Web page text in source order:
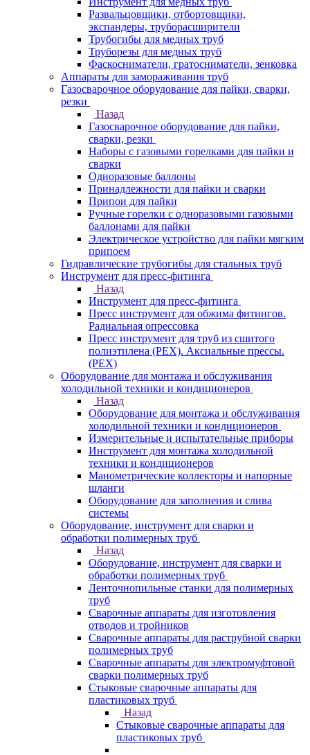
Развальцовщики, отбортовщики,
экспандеры, труборасширители
Трубогибы для медных труб
Труборезы для медных труб
Фаскосниматели, гратосниматели, зенковка
Аппараты для замораживания труб
Газосварочное оборудование для пайки, сварки,
резки
Назад
Газосварочное оборудование для пайки,
сварки, резки
Наборы с газовыми горелками для пайки и
сварки
Одноразовые баллоны
Принадлежности для пайки и сварки
Припои для пайки
Ручные горелки с одноразовыми газовыми
баллонами для пайки
Электрическое устройство для пайки мягким
припоем
Гидравлические трубогибы для стальных труб
Инструмент для пресс-фитинга
Назад
Инструмент для пресс-фитинга
Пресс инструмент для обжима фитингов.
Радиальная опрессовка
Пресс инструмент для труб из сшитого
полиэтилена (PEX). Аксиальные прессы.
(PEX)
Оборудование для монтажа и обслуживания
холодильной техники и кондиционеров
Назад
Оборудование для монтажа и обслуживания
холодильной техники и кондиционеров
Измерительные и испытательные приборы
Инструмент для монтажа холодильной
техники и кондиционеров
Манометрические коллекторы и напорные
шланги
Оборудование для заполнения и слива
системы
Оборудование, инструмент для сварки и
обработки полимерных труб
Назад
Оборудование, инструмент для сварки и
обработки полимерных труб
Ленточнопильные станки для полимерных
труб
Сварочные аппараты для изготовления
отводов и тройников
Сварочные аппараты для раструбной сварки
полимерных труб
Сварочные аппараты для электромуфтовой
сварки полимерных труб
Стыковые сварочные аппараты для
пластиковых труб
Назад
Стыковые сварочные аппараты для
пластиковых труб